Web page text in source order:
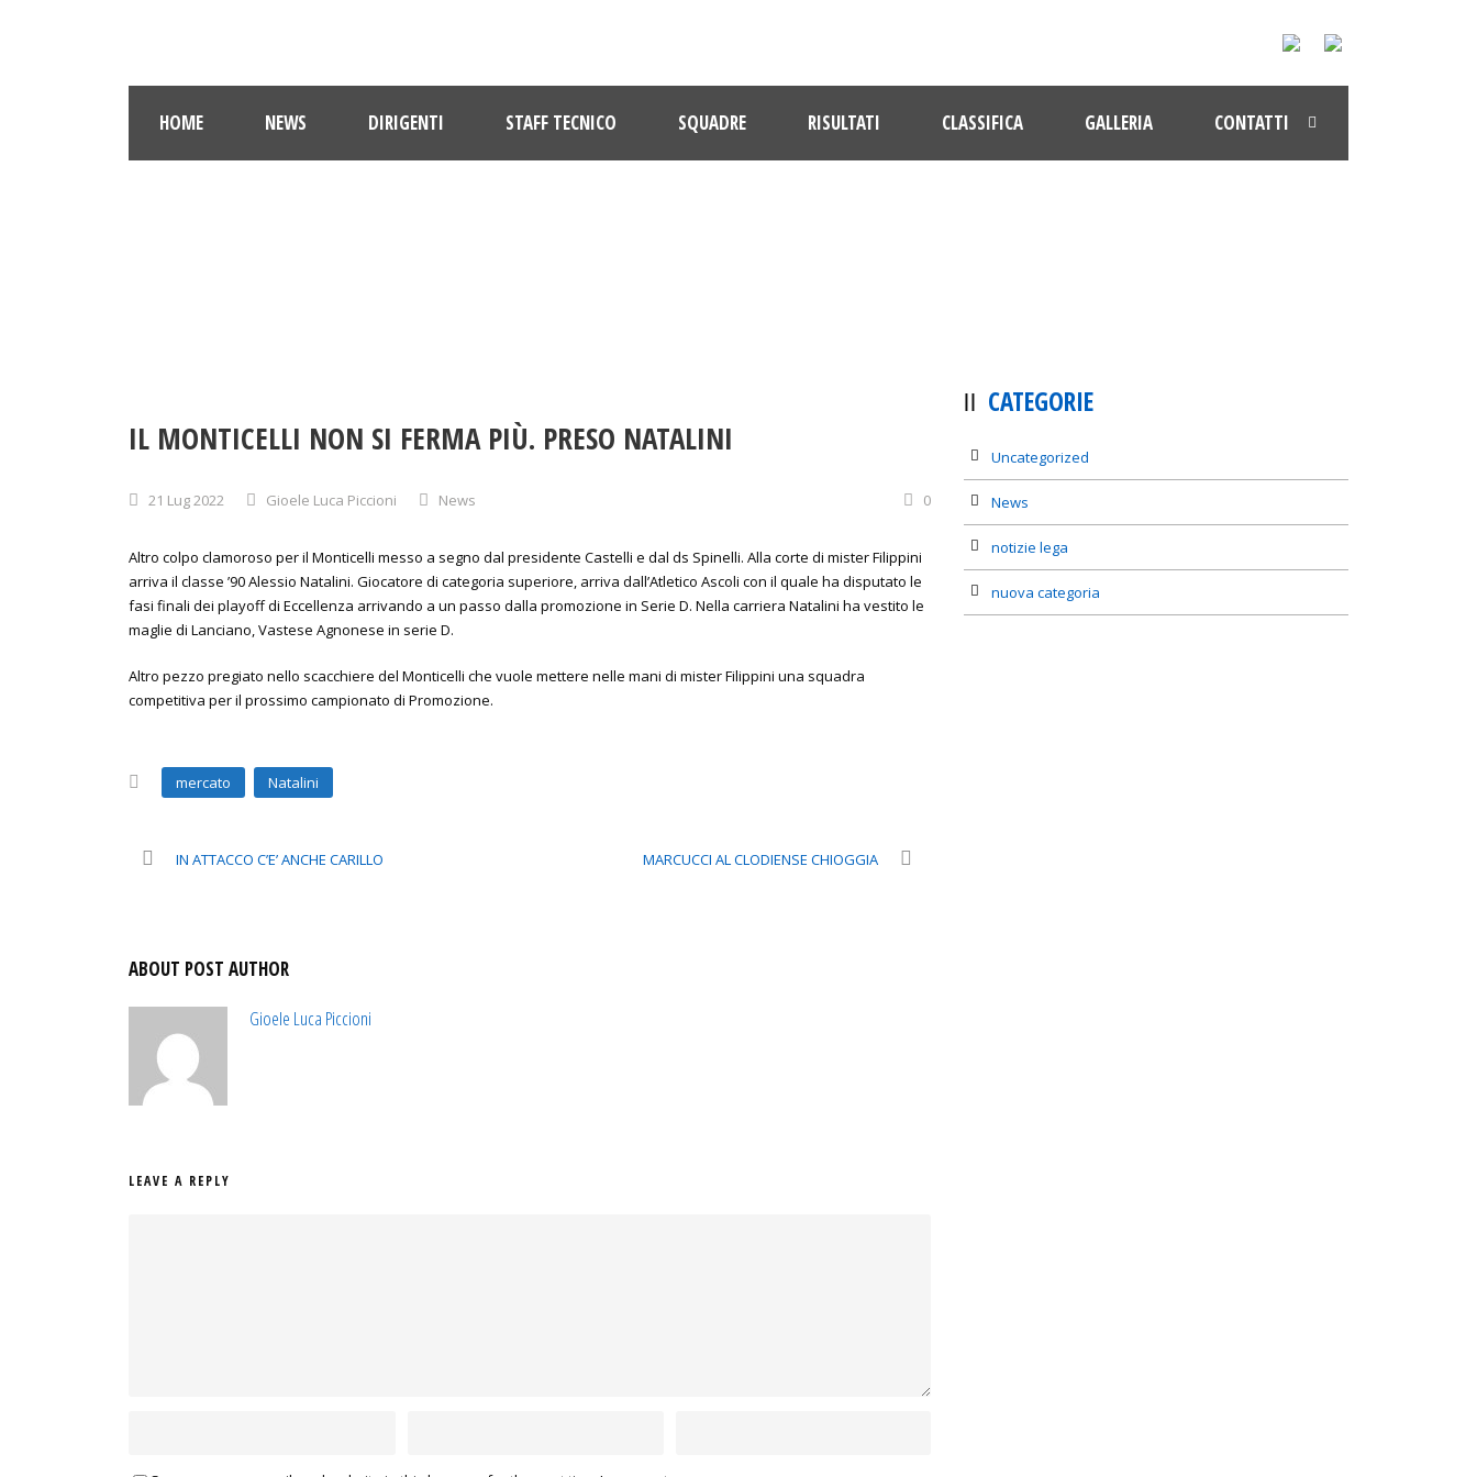
HOME NEWS DIRIGENTI STAFF TECNICO SQUADRE RISULTATI CLASSIFICA GALLERIA CONTATTI
IL MONTICELLI NON SI FERMA PIÙ. PRESO NATALINI
21 Lug 2022 Gioele Luca Piccioni News 0
Altro colpo clamoroso per il Monticelli messo a segno dal presidente Castelli e dal ds Spinelli. Alla corte di mister Filippini
arriva il classe ’90 Alessio Natalini. Giocatore di categoria superiore, arriva dall’Atletico Ascoli con il quale ha disputato le
fasi finali dei playoff di Eccellenza arrivando a un passo dalla promozione in Serie D. Nella carriera Natalini ha vestito le
maglie di Lanciano, Vastese Agnonese in serie D.
Altro pezzo pregiato nello scacchiere del Monticelli che vuole mettere nelle mani di mister Filippini una squadra
competitiva per il prossimo campionato di Promozione.
mercato Natalini
IN ATTACCO C’E’ ANCHE CARILLO MARCUCCI AL CLODIENSE CHIOGGIA
ABOUT POST AUTHOR
Gioele Luca Piccioni
LEAVE A REPLY
CATEGORIE
Uncategorized
News
notizie lega
nuova categoria